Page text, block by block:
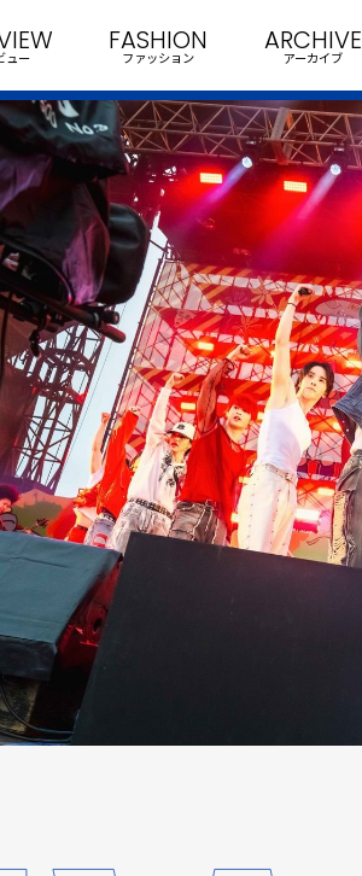
ュー
FASHION
ファッション
ARCHIVE
アーカイブ